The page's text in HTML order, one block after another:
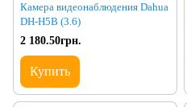
Камера видеонаблюдения Dahua
DH-H5B (3.6)
2 180.50грн.
Купить